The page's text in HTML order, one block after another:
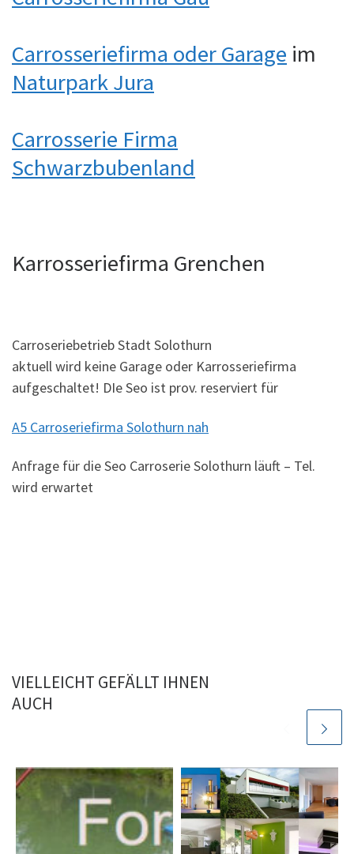
Carrosseriefirma oder Garage im
Naturpark Jura
Carrosserie Firma
Schwarzbubenland
Karrosseriefirma Grenchen
Carroseriebetrieb Stadt Solothurn
aktuell wird keine Garage oder Karrosseriefirma
aufgeschaltet! DIe Seo ist prov. reserviert für
A5 Carroseriefirma Solothurn nah
Anfrage für die Seo Carroserie Solothurn läuft – Tel.
wird erwartet
VIELLEICHT GEFÄLLT IHNEN
AUCH